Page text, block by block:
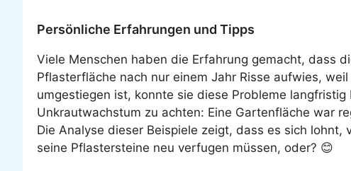
Persönliche Erfahrungen und Tipps
Viele Menschen haben die Erfahrung gemacht, dass
Pflasterfläche nach nur einem Jahr Risse aufwies,
umgestiegen ist, konnte sie diese Probleme
Unkrautwachstum zu achten: Eine Gartenfläche war
Die Analyse dieser Beispiele zeigt, dass es sich
seine Pflastersteine neu verfugen müssen, oder? 😊